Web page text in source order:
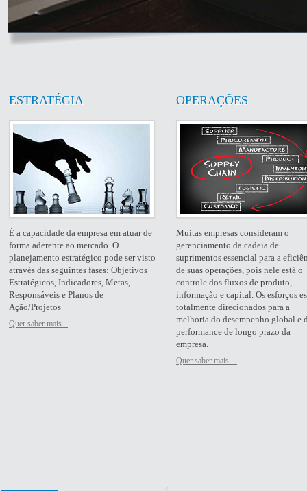
ESTRATÉGIA
É a capacidade da empresa em atuar de
forma aderente ao mercado. O
planejamento estratégico pode ser visto
através das seguintes fases: Objetivos
Estratégicos, Indicadores, Metas,
Responsáveis e Planos de
Ação/Projetos
Quer saber mais...
OPERAÇÕES
Muitas empresas consideram o
gerenciamento da cadeia de
suprimentos essencial para a
de suas operações, pois nele está o
controle dos fluxos de produto,
informação e capital. Os esforços
totalmente direcionados para a
melhoria do desempenho global e
performance de longo prazo da
empresa.
Quer saber mais....